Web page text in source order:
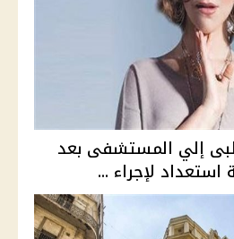
إلي المستشفى بعد
لإجراء ...